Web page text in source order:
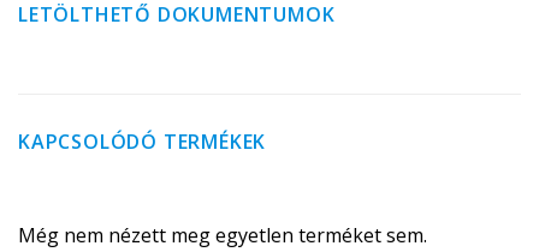
LETÖLTHETŐ DOKUMENTUMOK
KAPCSOLÓDÓ TERMÉKEK
Még nem nézett meg egyetlen terméket sem.